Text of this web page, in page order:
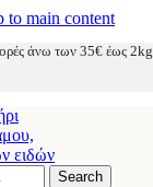
to main content
άνω των 35€ έως 2kg
Search